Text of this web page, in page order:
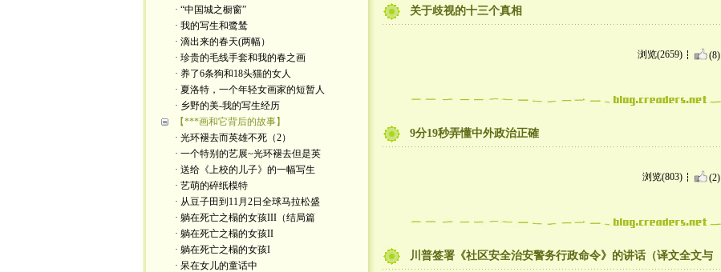
· “中国城之橱窗”
· 我的写生和鹭鸶
· 滴出来的春天(两幅）
· 珍贵的毛线手套和我的春之画
· 养了6条狗和18头猫的女人
· 夏洛特，一个年轻女画家的短暂人
· 乡野的美-我的写生经历
【***画和它背后的故事】
· 光环褪去而英雄不死（2）
· 一个特别的艺展~光环褪去但是英
· 送给《上校的儿子》的一幅写生
· 艺萌的碎纸模特
· 从豆子田到11月2日全球马拉松盛
· 躺在死亡之榻的女孩III（结局篇
· 躺在死亡之榻的女孩II
· 躺在死亡之榻的女孩I
· 呆在女儿的童话中
关于歧视的十三个真相
浏览(2659) (8)
9分19秒弄懂中外政治正確
浏览(803) (2)
川普签署《社区安全治安警务行政命令》的讲话（译文全文与